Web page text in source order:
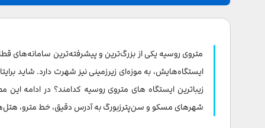
معرفی زیباترین ایستگاه های مترو در روسیه
ایستگاه مترو ریژسکایا در مسکو (Rizhskaya - Рижская)
ایستگاه پلوشاد رِوولوتسی (Площадь Революции - Ploshchad Revolyutsii)
متروی روسیه یکی از بزرگ‌ترین و پیشرفته‌ترین سامانه‌های
ایستگاه‌هایش، به موزه‌ای زیرزمینی نیز شهرت دارد. شاید
زیباترین ایستگاه های متروی روسیه کدامند؟ در ادامه
شهرهای مسکو و سن‌پترزبورگ به آدرس دقیق، خط مترو،